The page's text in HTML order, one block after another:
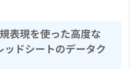
表現を使った高度な
ドシートのデータク